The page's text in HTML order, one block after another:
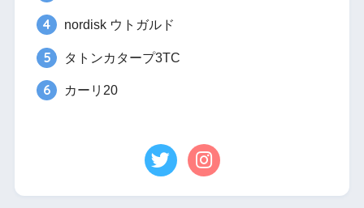
nordisk ウトガルド
タトンカタープ3TC
カーリ20